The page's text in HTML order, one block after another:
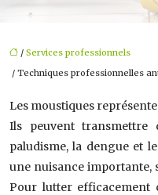
/ Services professionnels
/ Techniques professionnelles
Les moustiques
Ils peuvent transmettre
paludisme, la dengue et
une nuisance importante,
Pour lutter efficacement